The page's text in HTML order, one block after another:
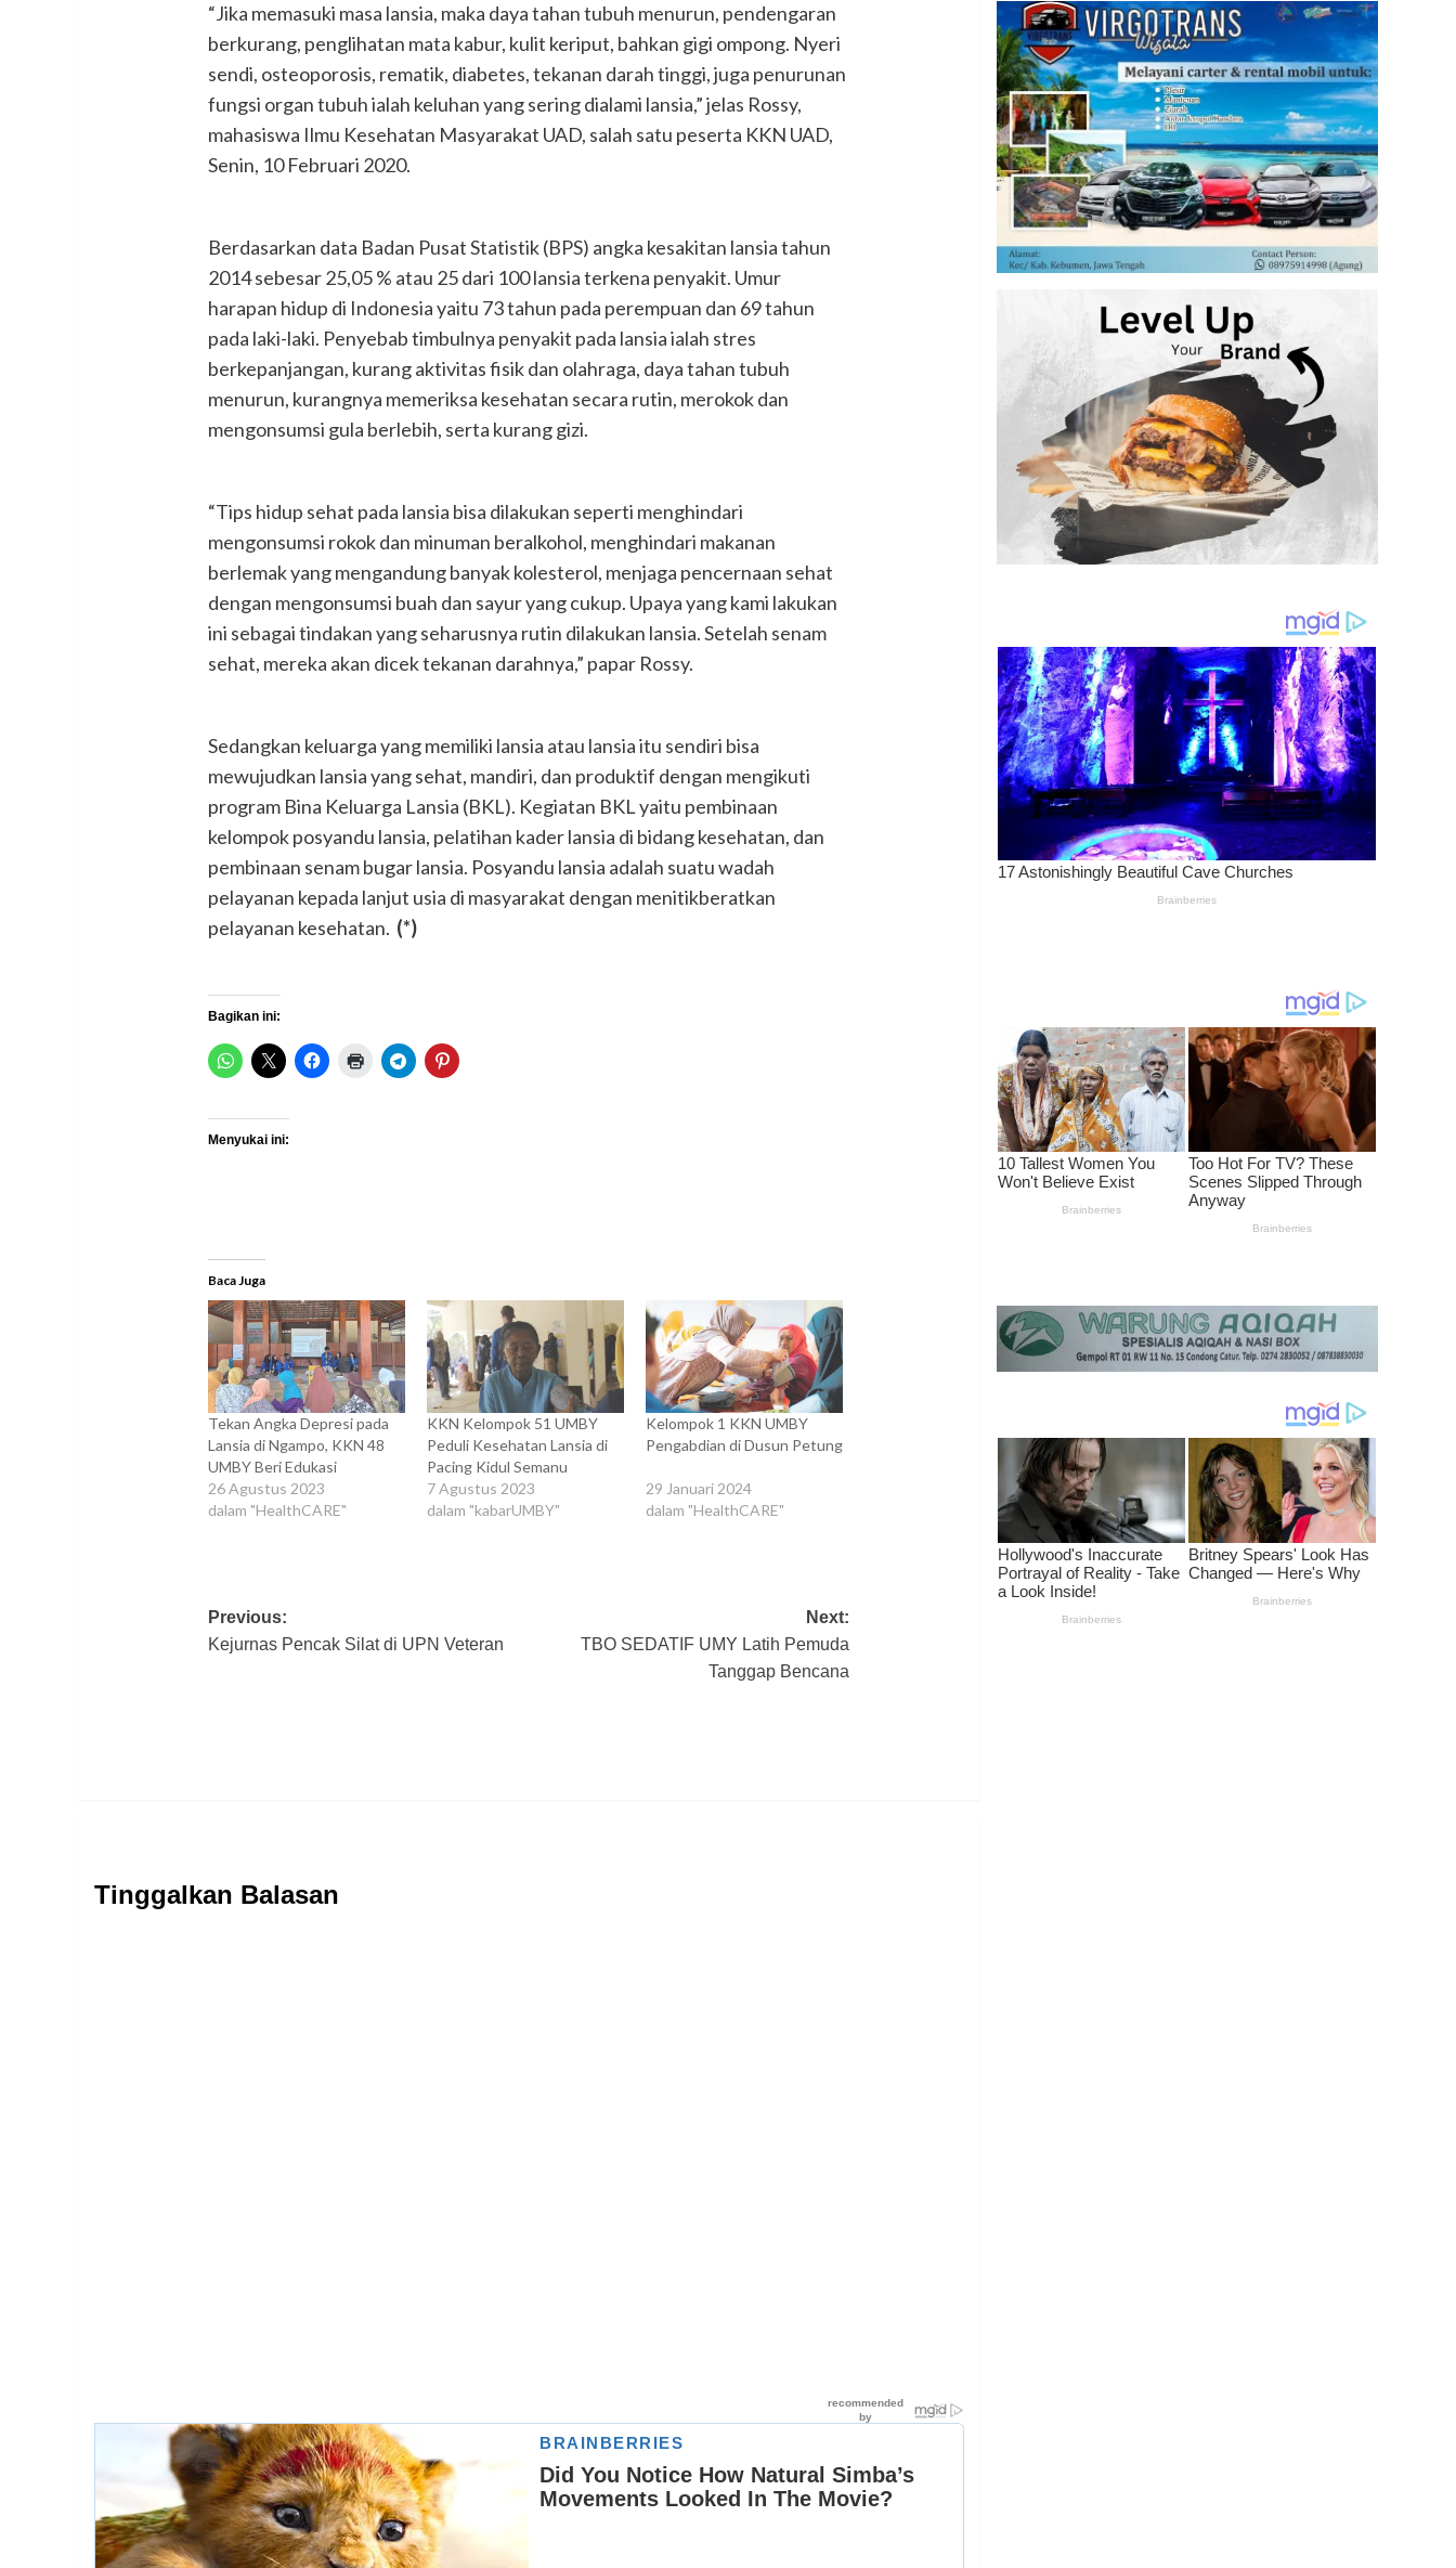
“Jika memasuki masa lansia, maka daya tahan tubuh menurun, pendengaran
berkurang, penglihatan mata kabur, kulit keriput, bahkan gigi ompong. Nyeri
sendi, osteoporosis, rematik, diabetes, tekanan darah tinggi, juga penurunan
fungsi organ tubuh ialah keluhan yang sering dialami lansia,” jelas Rossy,
mahasiswa Ilmu Kesehatan Masyarakat UAD, salah satu peserta KKN UAD,
Senin, 10 Februari 2020.
Berdasarkan data Badan Pusat Statistik (BPS) angka kesakitan lansia tahun
2014 sebesar 25,05 % atau 25 dari 100 lansia terkena penyakit. Umur
harapan hidup di Indonesia yaitu 73 tahun pada perempuan dan 69 tahun
pada laki-laki. Penyebab timbulnya penyakit pada lansia ialah stres
berkepanjangan, kurang aktivitas fisik dan olahraga, daya tahan tubuh
menurun, kurangnya memeriksa kesehatan secara rutin, merokok dan
mengonsumsi gula berlebih, serta kurang gizi.
“Tips hidup sehat pada lansia bisa dilakukan seperti menghindari
mengonsumsi rokok dan minuman beralkohol, menghindari makanan
berlemak yang mengandung banyak kolesterol, menjaga pencernaan sehat
dengan mengonsumsi buah dan sayur yang cukup. Upaya yang kami lakukan
ini sebagai tindakan yang seharusnya rutin dilakukan lansia. Setelah senam
sehat, mereka akan dicek tekanan darahnya,” papar Rossy.
Sedangkan keluarga yang memiliki lansia atau lansia itu sendiri bisa
mewujudkan lansia yang sehat, mandiri, dan produktif dengan mengikuti
program Bina Keluarga Lansia (BKL). Kegiatan BKL yaitu pembinaan
kelompok posyandu lansia, pelatihan kader lansia di bidang kesehatan, dan
pembinaan senam bugar lansia. Posyandu lansia adalah suatu wadah
pelayanan kepada lanjut usia di masyarakat dengan menitikberatkan
pelayanan kesehatan. (*)
Bagikan ini:
Menyukai ini:
Baca Juga
Tekan Angka Depresi pada
Lansia di Ngampo, KKN 48
UMBY Beri Edukasi
26 Agustus 2023
dalam "HealthCARE"
KKN Kelompok 51 UMBY
Peduli Kesehatan Lansia di
Pacing Kidul Semanu
7 Agustus 2023
dalam "kabarUMBY"
Kelompok 1 KKN UMBY
Pengabdian di Dusun Petung
29 Januari 2024
dalam "HealthCARE"
Post
navigation
Previous:
Kejurnas Pencak Silat di UPN Veteran
Next:
TBO SEDATIF UMY Latih Pemuda
Tanggap Bencana
Tinggalkan Balasan